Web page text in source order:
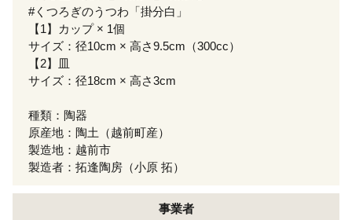
#くつろぎのうつわ「掛分白」
【1】カップ × 1個
サイズ：径10cm × 高さ9.5cm（300cc）
【2】皿
サイズ：径18cm × 高さ3cm
種類：陶器
原産地：陶土（越前町産）
製造地：越前市
製造者：拓逢陶房（小原 拓）
事業者